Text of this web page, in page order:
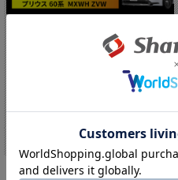
【10%OFF!!】サマーセール開催